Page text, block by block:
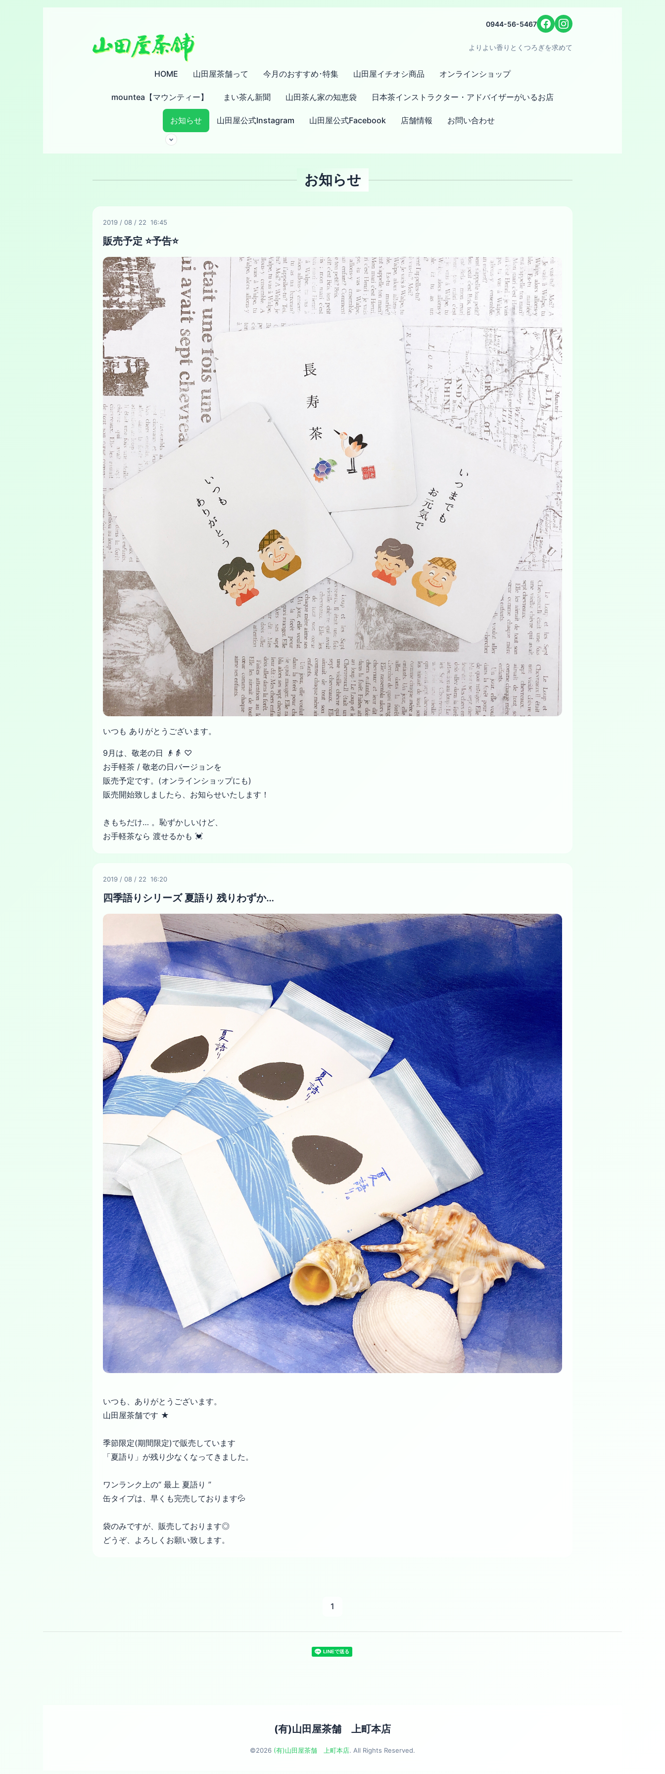
0944-56-5467
よりよい香りとくつろぎを求めて
HOME 山田屋茶舗って 今月のおすすめ･特集 山田屋イチオシ商品 オンラインショップ
mountea【マウンティー】 まい茶ん新聞 山田茶ん家の知恵袋 日本茶インストラクター・アドバイザーがいるお店
お知らせ 山田屋公式Instagram 山田屋公式Facebook 店舗情報 お問い合わせ
お知らせ
2019 / 08 / 22 16:45
販売予定 ⭐️予告⭐️
いつも ありがとうございます。
9月は、敬老の日 👴👵 ♡
お手軽茶 / 敬老の日バージョンを
販売予定です。(オンラインショップにも)
販売開始致しましたら、 お知らせいたします！
きもちだけ… 。恥ずかしいけど、
お手軽茶なら 渡せるかも 💓
2019 / 08 / 22 16:20
四季語りシリーズ 夏語り 残りわずか…
いつも、ありがとうございます。
山田屋茶舗です ★
季節限定(期間限定)で販売しています
「夏語り」が残り少なくなってきました。
ワンランク上の“ 最上 夏語り ”
缶タイプは、早くも完売しております💦
袋のみですが、販売しております◎
どうぞ、よろしくお願い致します。
1
(有)山田屋茶舗 上町本店
©2026 (有)山田屋茶舗 上町本店. All Rights Reserved.